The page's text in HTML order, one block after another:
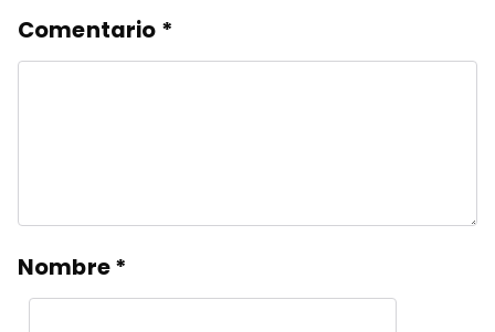
Comentario *
Nombre*